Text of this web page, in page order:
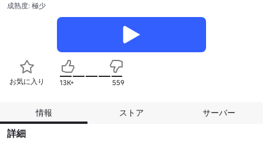
成熟度: 極少
お気に入り 13K+ 559
情報 ストア サーバー
詳細